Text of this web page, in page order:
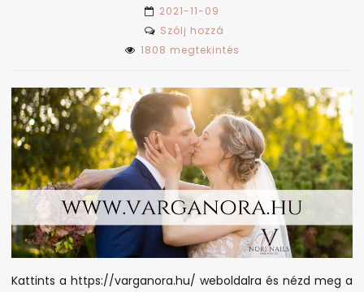
2021-11-09
Szólj hozzá
Ahol
menyasszonyok
kömeit
tökéletessé
varázsoljuk
az
esküvőre!
1808 megtekintés
Kattints a https://varganora.hu/ weboldalra és nézd meg a